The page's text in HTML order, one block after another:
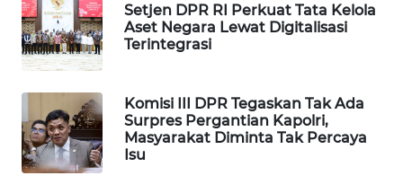
Setjen DPR RI Perkuat Tata Kelola
Aset Negara Lewat Digitalisasi
Terintegrasi
Komisi III DPR Tegaskan Tak Ada
Surpres Pergantian Kapolri,
Masyarakat Diminta Tak Percaya
Isu
WAHANA
DESA
WISATA
LAPAK
WAHANA